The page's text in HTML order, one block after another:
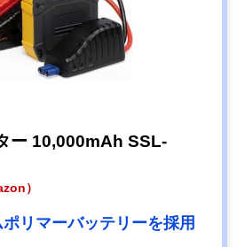
ー 10,000mAh SSL-
）
リマーバッテリーを採用